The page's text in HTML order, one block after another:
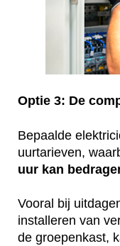
Optie 3: De
Bepaalde
uurtarieven,
uur kan
Vooral bij
installeren van
de groepenkast,